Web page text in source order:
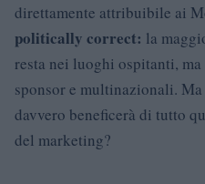
direttamente attribuibile ai
politically correct: la
resta nei luoghi ospitanti,
sponsor e multinazionali.
davvero beneficerà di tutto
del marketing?